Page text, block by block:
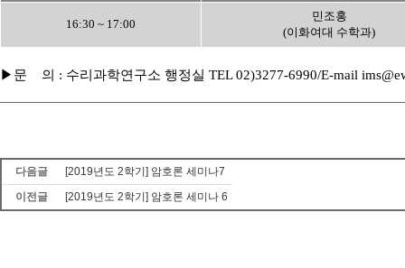
16:30 ~ 17:00
민조홍
(이화여대 수학과)
▶ 문 의 : 수리과학연구소 행정실 TEL 02)3277-6990/E-mail
다음글
[2019년도 2학기] 암호론 세미나7
이전글
[2019년도 2학기] 암호론 세미나 6